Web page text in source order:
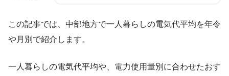
この記事では、中部地方で一人暮らしの電気代平均を年令
や月別で紹介します。
一人暮らしの電気代平均や、電力使用量別に合わせたおす